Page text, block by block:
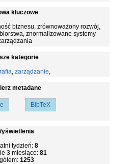
kluczowe
biznesu, zrównoważony rozwój,
znormalizowane systemy
kategorie
, zarządzanie,
metadane
BibTeX
tydzień:8
3 miesiące:81
1253